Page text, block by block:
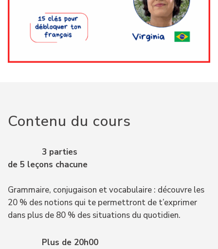
Contenu du cours
3 parties
de 5 leçons chacune
Grammaire, conjugaison et vocabulaire : découvre les
20 % des notions qui te permettront de t’exprimer
dans plus de 80 % des situations du quotidien.
Plus de 20h00